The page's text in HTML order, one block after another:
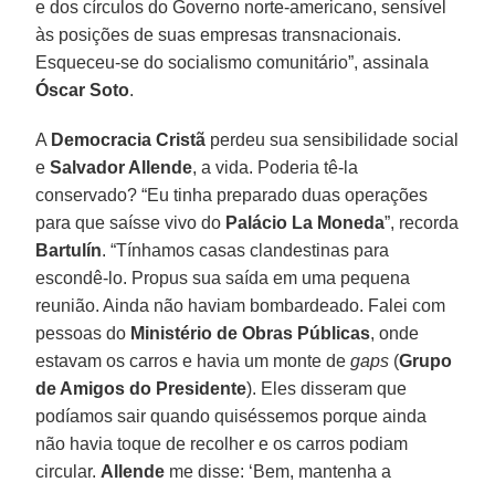
e dos círculos do Governo norte-americano, sensível
às posições de suas empresas transnacionais.
Esqueceu-se do socialismo comunitário”, assinala
Óscar Soto.
A Democracia Cristã perdeu sua sensibilidade social
eSalvador Allende, a vida. Poderia tê-la
conservado? “Eu tinha preparado duas operações
para que saísse vivo do Palácio La Moneda”, recorda
Bartulín. “Tínhamos casas clandestinas para
escondê-lo. Propus sua saída em uma pequena
reunião. Ainda não haviam bombardeado. Falei com
pessoas do Ministério de Obras Públicas, onde
estavam os carros e havia um monte degaps (Grupo
de Amigos do Presidente). Eles disseram que
podíamos sair quando quiséssemos porque ainda
não havia toque de recolher e os carros podiam
circular. Allende me disse: ‘Bem, mantenha a